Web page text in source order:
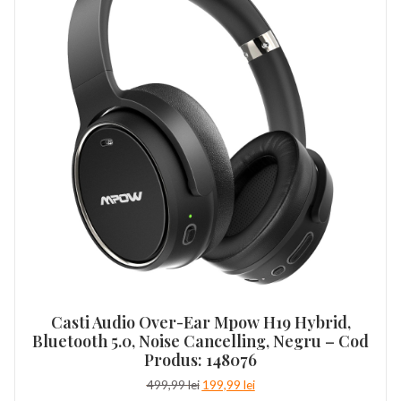
Casti Audio Over-Ear Mpow H19 Hybrid,
Bluetooth 5.0, Noise Cancelling, Negru – Cod
Produs: 148076
499,99lei Prețul
199,99 leiPrețul